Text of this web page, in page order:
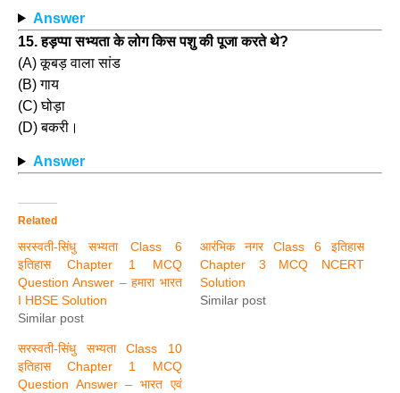
Answer
15. हड़प्पा सभ्यता के लोग किस पशु की पूजा करते थे?
(A) कूबड़ वाला सांड
(B) गाय
(C) घोड़ा
(D) बकरी।
Answer
Related
सरस्वती-सिंधु सभ्यता Class 6
इतिहास Chapter 1 MCQ
Question Answer – हमारा भारत
I HBSE Solution
Similar post
आरंभिक नगर Class 6 इतिहास
Chapter 3 MCQ NCERT
Solution
Similar post
सरस्वती-सिंधु सभ्यता Class 10
इतिहास Chapter 1 MCQ
Question Answer – भारत एवं